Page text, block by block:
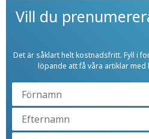
Vill du
Det är såklart helt kostnadsfritt. Fyll i
löpande att få våra artiklar med